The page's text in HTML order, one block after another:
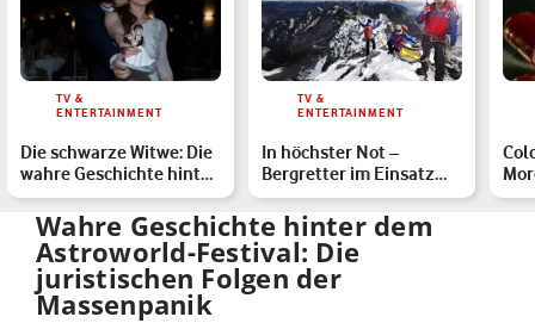
TV &
ENTERTAINMENT
Die schwarze Witwe: Die
wahre Geschichte hinter
dem Netflix-Thril…
TV &
ENTERTAINMENT
In höchster Not –
Bergretter im Einsatz
Staffel 2: So geht die Be…
Wahre Geschichte hinter dem
Astroworld-Festival: Die
juristischen Folgen der
Massenpanik